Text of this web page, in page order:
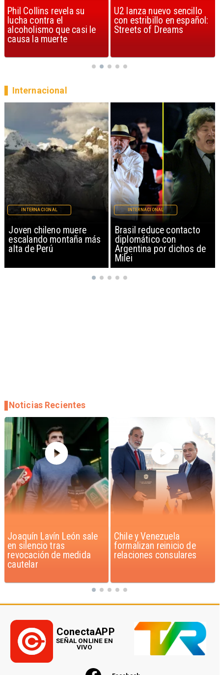
U2 lanza nuevo sencillo
con estribillo en español:
Streets of Dreams
“Africa” de Toto es
considerada la mejor
canción, según la ciencia
Brasil reduce contacto
diplomático con
Argentina por dichos de
INTERNACIONAL
China restringe
exportación de drones a
EEUU y sanciona
empresas
INTERNACIONAL
Internacional
Chile y Venezuela
formalizan reinicio de
relaciones consulares
Feriantes rechazan
dichos de Camila Flores
sobre Fabiola Campillai
Noticias Recientes
ConectaAPP
SEÑAL ONLINE EN
VIVO